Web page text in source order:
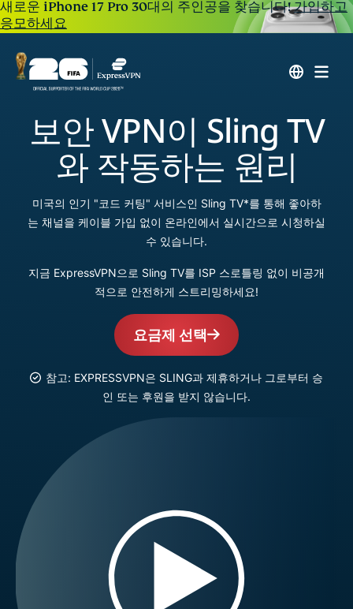
새로운 iPhone 17 Pro 30대의 주인공을 찾습니다!가입하고
응모하세요
보안 VPN이 Sling TV
와 작동하는 원리
미국의 인기 "코드 커팅" 서비스인 Sling TV*를 통해 좋아하
는 채널을 케이블 가입 없이 온라인에서 실시간으로 시청하실
수 있습니다.
지금 ExpressVPN으로 Sling TV를 ISP 스로틀링 없이 비공개
적으로 안전하게 스트리밍하세요!
요금제 선택
참고: EXPRESSVPN은 SLING과 제휴하거나 그로부터 승
인 또는 후원을 받지 않습니다.